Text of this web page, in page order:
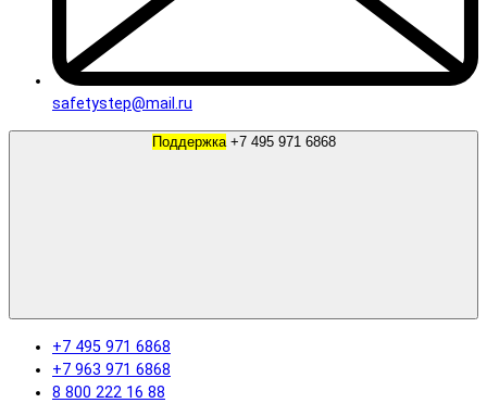
safetystep@mail.ru
Поддержка +7 495 971 6868
+7 495 971 6868
+7 963 971 6868
8 800 222 16 88